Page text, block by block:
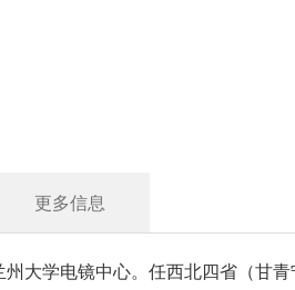
更多信息
大学电镜中心。任西北四省（甘